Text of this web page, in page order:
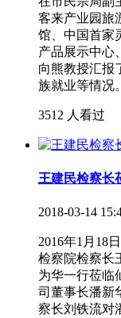
客来产业园旅
馆、中国首家
产品展示中心
向熊教授汇报
族就业等情况
3512 人看过
王建民检察长
2018-03-14
2016年1月18
检察院检察长
为华一行莅临
司董事长潘新
察长刘铁流对